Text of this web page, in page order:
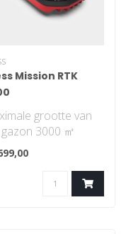
Mission RTK
grootte van
3000 ㎡
is
Je hoe..